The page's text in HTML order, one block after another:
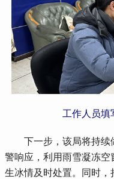
工作人员填
下一步，该局将持续
警响应，利用雨雪凝冻
生冰情及时处置。同时